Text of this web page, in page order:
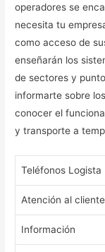
operadores se
necesita tu
como acceso de
enseñarán los
de sectores y
informarte sobre
conocer el
y transporte a
Teléfonos Logista
Atención al cliente
Información